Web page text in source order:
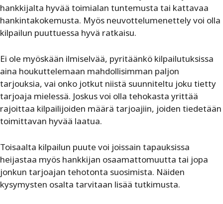
hankkijalta hyvää toimialan tuntemusta tai kattavaa
hankintakokemusta. Myös neuvottelumenettely voi olla
kilpailun puuttuessa hyvä ratkaisu.
Ei ole myöskään ilmiselvää, pyritäänkö kilpailutuksissa
aina houkuttelemaan mahdollisimman paljon
tarjouksia, vai onko jotkut niistä suunniteltu joku tietty
tarjoaja mielessä. Joskus voi olla tehokasta yrittää
rajoittaa kilpailijoiden määrä tarjoajiin, joiden tiedetään
toimittavan hyvää laatua.
Toisaalta kilpailun puute voi joissain tapauksissa
heijastaa myös hankkijan osaamattomuutta tai jopa
jonkun tarjoajan tehotonta suosimista. Näiden
kysymysten osalta tarvitaan lisää tutkimusta.